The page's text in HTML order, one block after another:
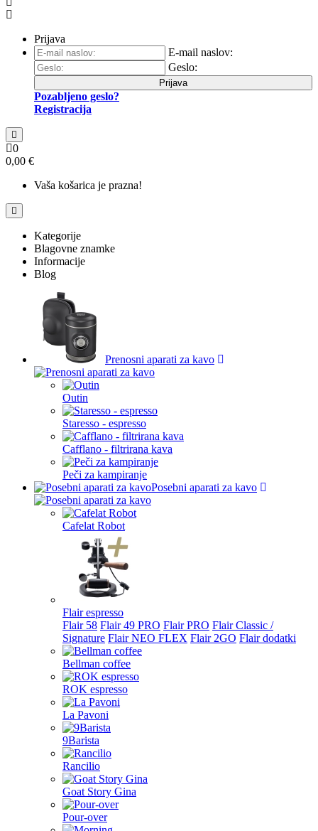
Prijava
E-mail naslov:
Geslo:
Prijava
Pozabljeno geslo?
Registracija
0
0,00 €
Vaša košarica je prazna!
Kategorije
Blagovne znamke
Informacije
Blog
Prenosni aparati za kavo
Outin
Staresso - espresso
Cafflano - filtrirana kava
Peči za kampiranje
Posebni aparati za kavo
Cafelat Robot
Flair espresso
Flair 58 Flair 49 PRO Flair PRO Flair Classic /
Signature Flair NEO FLEX Flair 2GO Flair dodatki
Bellman coffee
ROK espresso
La Pavoni
9Barista
Rancilio
Goat Story Gina
Pour-over